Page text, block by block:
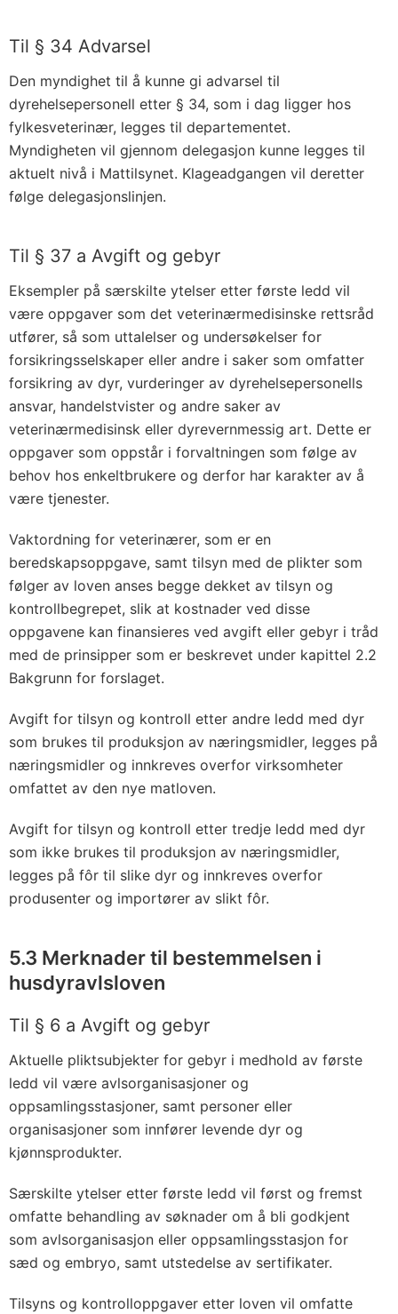
Til § 34 Advarsel
Den myndighet til å kunne gi advarsel til
dyrehelsepersonell etter § 34, som i dag ligger hos
fylkesveterinær, legges til departementet.
Myndigheten vil gjennom delegasjon kunne legges til
aktuelt nivå i Mattilsynet. Klageadgangen vil deretter
følge delegasjonslinjen.
Til § 37 a Avgift og gebyr
Eksempler på særskilte ytelser etter første ledd vil
være oppgaver som det veterinærmedisinske rettsråd
utfører, så som uttalelser og undersøkelser for
forsikringsselskaper eller andre i saker som omfatter
forsikring av dyr, vurderinger av dyrehelsepersonells
ansvar, handelstvister og andre saker av
veterinærmedisinsk eller dyrevernmessig art. Dette er
oppgaver som oppstår i forvaltningen som følge av
behov hos enkeltbrukere og derfor har karakter av å
være tjenester.
Vaktordning for veterinærer, som er en
beredskapsoppgave, samt tilsyn med de plikter som
følger av loven anses begge dekket av tilsyn og
kontrollbegrepet, slik at kostnader ved disse
oppgavene kan finansieres ved avgift eller gebyr i tråd
med de prinsipper som er beskrevet under kapittel 2.2
Bakgrunn for forslaget.
Avgift for tilsyn og kontroll etter andre ledd med dyr
som brukes til produksjon av næringsmidler, legges på
næringsmidler og innkreves overfor virksomheter
omfattet av den nye matloven.
Avgift for tilsyn og kontroll etter tredje ledd med dyr
som ikke brukes til produksjon av næringsmidler,
legges på fôr til slike dyr og innkreves overfor
produsenter og importører av slikt fôr.
5.3 Merknader til bestemmelsen i
husdyravlsloven
Til § 6 a Avgift og gebyr
Aktuelle pliktsubjekter for gebyr i medhold av første
ledd vil være avlsorganisasjoner og
oppsamlingsstasjoner, samt personer eller
organisasjoner som innfører levende dyr og
kjønnsprodukter.
Særskilte ytelser etter første ledd vil først og fremst
omfatte behandling av søknader om å bli godkjent
som avlsorganisasjon eller oppsamlingsstasjon for
sæd og embryo, samt utstedelse av sertifikater.
Tilsyns og kontrolloppgaver etter loven vil omfatte